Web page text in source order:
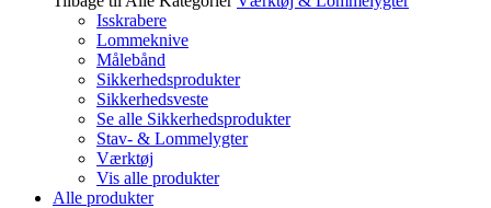
Isskrabere
Lommeknive
Målebånd
Sikkerhedsprodukter
Sikkerhedsveste
Se alle Sikkerhedsprodukter
Stav- & Lommelygter
Værktøj
Vis alle produkter
Alle produkter